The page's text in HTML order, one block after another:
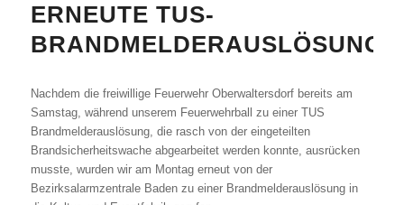
ERNEUTE TUS-
BRANDMELDERAUSLÖSUNG
Nachdem die freiwillige Feuerwehr Oberwaltersdorf bereits am
Samstag, während unserem Feuerwehrball zu einer TUS
Brandmelderauslösung, die rasch von der eingeteilten
Brandsicherheitswache abgearbeitet werden konnte, ausrücken
musste, wurden wir am Montag erneut von der
Bezirksalarmzentrale Baden zu einer Brandmelderauslösung in